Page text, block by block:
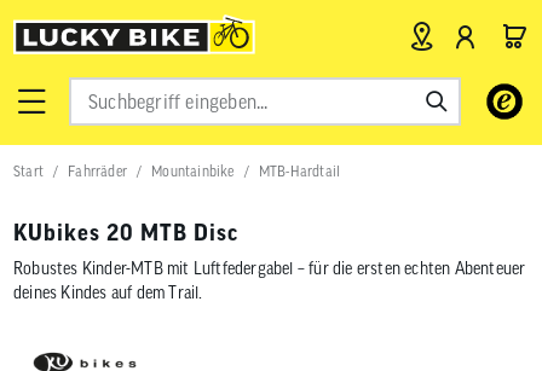
Verwende
Pfeile
nach
das
Start Fahrräder Mountainbike MTB-Hardtail
KUbikes 20 MTB Disc
Robustes Kinder-MTB mit Luftfedergabel – für die ersten echten Abenteuer
deines Kindes auf dem Trail.